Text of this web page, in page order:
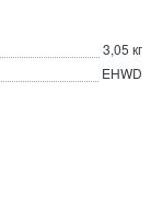
3,05 кг
EHWD